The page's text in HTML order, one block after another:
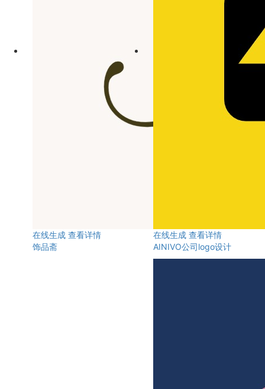
在线生成 查看详情
饰品斋
在线生成 查看详情
AINIVO公司logo设计